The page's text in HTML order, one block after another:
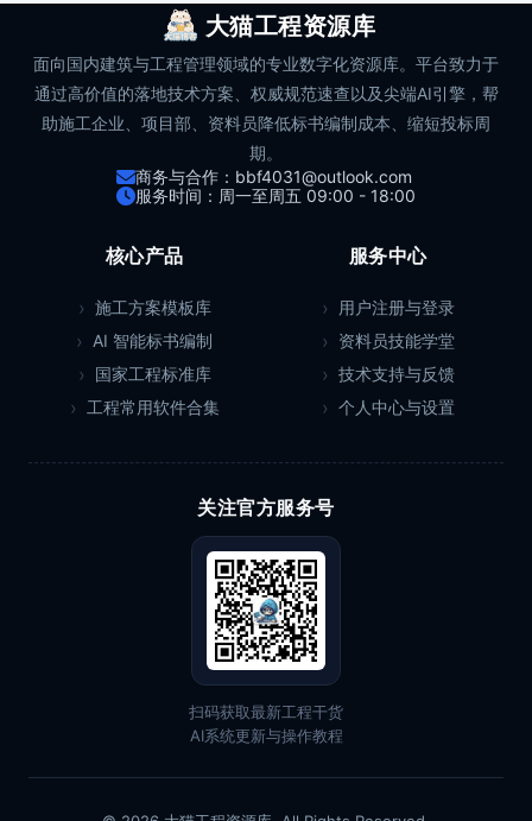
大猫工程资源库
面向国内建筑与工程管理领域的专业数字化资源库。平台致力于
通过高价值的落地技术方案、权威规范速查以及尖端AI引擎，帮
助施工企业、项目部、资料员降低标书编制成本、缩短投标周
期。
商务与合作：bbf4031@outlook.com
服务时间：周一至周五 09:00 - 18:00
核心产品
施工方案模板库
AI 智能标书编制
国家工程标准库
工程常用软件合集
服务中心
用户注册与登录
资料员技能学堂
技术支持与反馈
个人中心与设置
关注官方服务号
扫码获取最新工程干货
AI系统更新与操作教程